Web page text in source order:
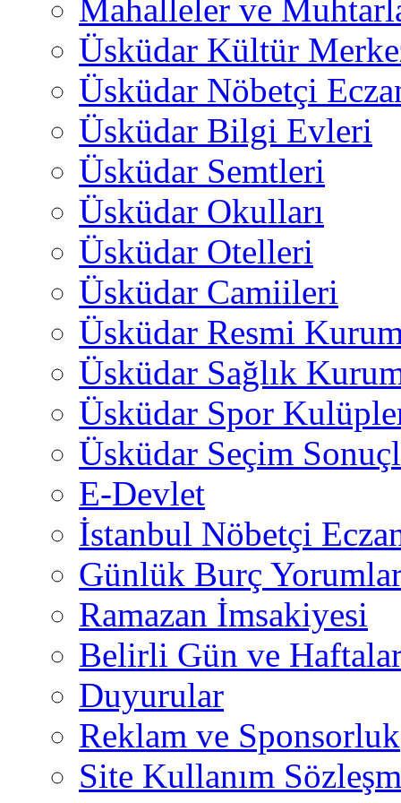
Mahalleler ve
Üsküdar Kültür
Üsküdar Nöbetçi
Üsküdar Bilgi Evleri
Üsküdar Semtleri
Üsküdar Okulları
Üsküdar Otelleri
Üsküdar Camiileri
Üsküdar Resmi
Üsküdar Sağlık
Üsküdar Spor
Üsküdar Seçim
E-Devlet
İstanbul Nöbetçi
Günlük Burç
Ramazan İmsakiyesi
Belirli Gün ve
Duyurular
Reklam ve Sponsorluk
Site Kullanım